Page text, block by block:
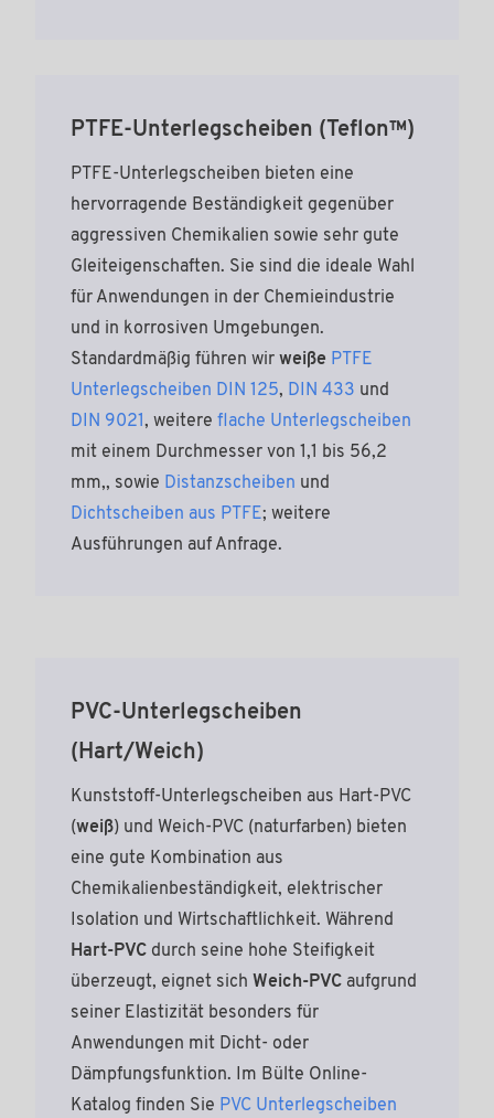
PTFE-Unterlegscheiben (Teflon™)
PTFE-Unterlegscheiben bieten eine
hervorragende Beständigkeit gegenüber
aggressiven Chemikalien sowie sehr gute
Gleiteigenschaften. Sie sind die ideale Wahl
für Anwendungen in der Chemieindustrie
und in korrosiven Umgebungen.
Standardmäßig führen wir weiße PTFE
Unterlegscheiben DIN 125, DIN 433 und
DIN 9021 , weitere flache Unterlegscheiben
mit einem Durchmesser von 1,1 bis 56,2
mm,, sowie Distanzscheiben und
Dichtscheiben aus PTFE; weitere
Ausführungen auf Anfrage.
PVC-Unterlegscheiben
(Hart/Weich)
Kunststoff-Unterlegscheiben aus Hart-PVC
(weiß) und Weich-PVC (naturfarben) bieten
eine gute Kombination aus
Chemikalienbeständigkeit, elektrischer
Isolation und Wirtschaftlichkeit. Während
Hart-PVC durch seine hohe Steifigkeit
überzeugt, eignet sich Weich-PVC aufgrund
seiner Elastizität besonders für
Anwendungen mit Dicht- oder
Dämpfungsfunktion. Im Bülte Online-
Katalog finden Sie PVC Unterlegscheiben